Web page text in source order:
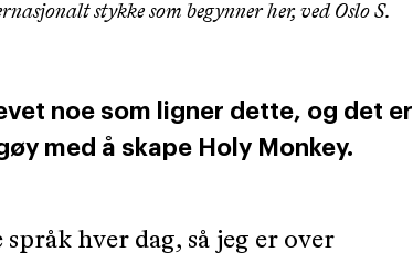
stykke som begynner her, ved Oslo S.
noe som ligner dette, og det er
med å skape Holy Monkey.
hver dag, så jeg er over